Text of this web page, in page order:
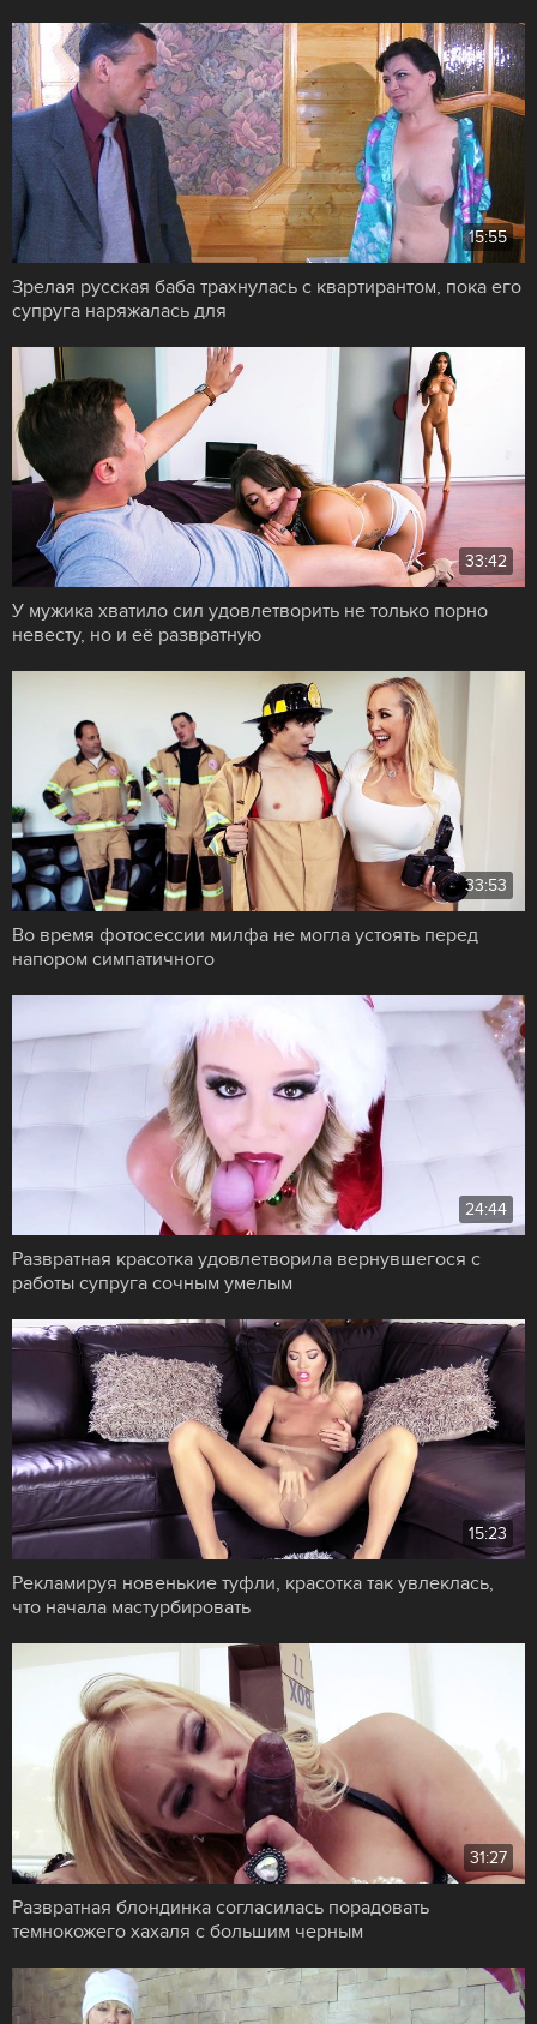
15:55
Зрелая русская баба трахнулась с квартирантом, пока его
супруга наряжалась для
33:42
У мужика хватило сил удовлетворить не только порно
невесту, но и её развратную
33:53
Во время фотосессии милфа не могла устоять перед
напором симпатичного
24:44
Развратная красотка удовлетворила вернувшегося с
работы супруга сочным умелым
15:23
Рекламируя новенькие туфли, красотка так увлеклась,
что начала мастурбировать
31:27
Развратная блондинка согласилась порадовать
темнокожего хахаля с большим черным